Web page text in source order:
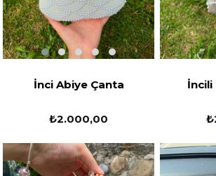
İnci Abiye Çanta
₺2.000,00
İncili